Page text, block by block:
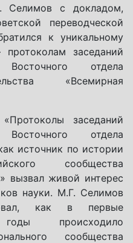
с докладом,
переводческой
к уникальному
заседаний
отдела
«Всемирная
заседаний
отдела
источник по истории
сообщества
вызвал живой интерес
науки. М.Г. Селимов
как в первые
годы происходило
сообщества